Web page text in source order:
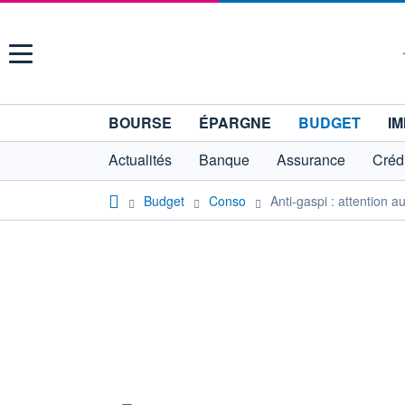
Menu
BOURSE ÉPARGNE BUDGET
Actualités
Banque Assurance
Budget Conso Anti-gaspi : attention